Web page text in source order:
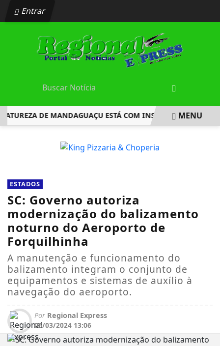
Entrar
DE MANDAGUAÇU ESTÁ COM INSCRIÇÕES ABERTAS
MENU
ESTADOS
SC: Governo autoriza
modernização do balizamento
noturno do Aeroporto de
Forquilhinha
A manutenção e funcionamento do
balizamento integram o conjunto de
equipamentos e sistemas de auxílio à
navegação do aeroporto.
Por Regional Express
06/03/2024 13:06